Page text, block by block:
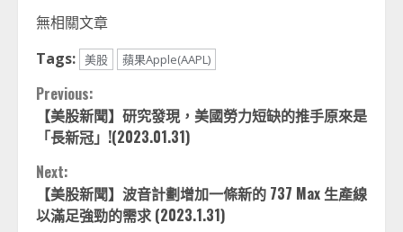
無相關文章
Tags: 美股 蘋果Apple(AAPL)
Continue
Reading
Previous:
【美股新聞】研究發現，美國勞力短缺的推手原來是
「長新冠」!(2023.01.31)
Next:
【美股新聞】波音計劃增加一條新的 737 Max 生產線
以滿足強勁的需求 (2023.1.31)